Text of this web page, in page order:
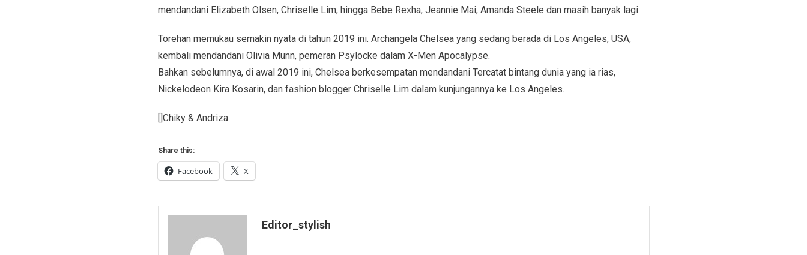
mendandani Elizabeth Olsen, Chriselle Lim, hingga Bebe Rexha, Jeannie Mai, Amanda Steele dan masih banyak lagi.
Torehan memukau semakin nyata di tahun 2019 ini. Archangela Chelsea yang sedang berada di Los Angeles, USA,
kembali mendandani Olivia Munn, pemeran Psylocke dalam X-Men Apocalypse.
Bahkan sebelumnya, di awal 2019 ini, Chelsea berkesempatan mendandani Tercatat bintang dunia yang ia rias,
Nickelodeon Kira Kosarin, dan fashion blogger Chriselle Lim dalam kunjungannya ke Los Angeles.
[]Chiky & Andriza
Share this:
Facebook X
Editor_stylish